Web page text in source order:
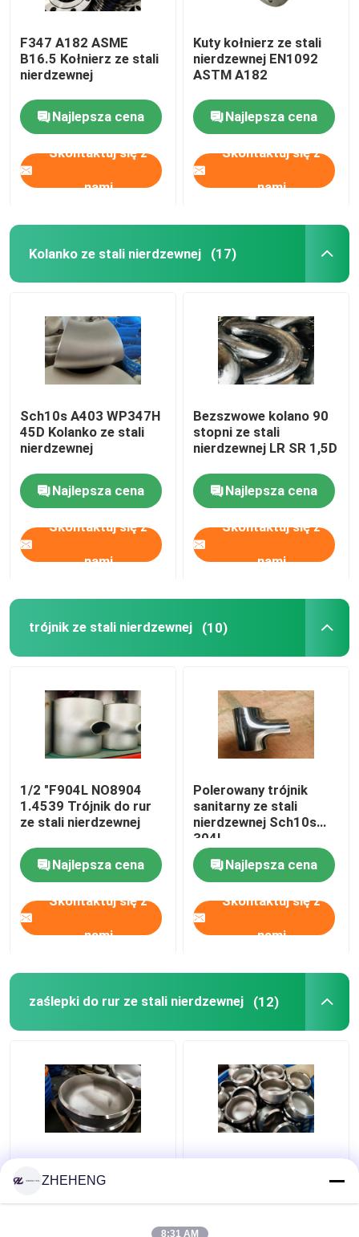
F347 A182 ASME
B16.5 Kołnierz ze stali
nierdzewnej
Najlepsza cena
Skontaktuj się z
nami
Kuty kołnierz ze stali
nierdzewnej EN1092
ASTM A182
Najlepsza cena
Skontaktuj się z
nami
Kolanko ze stali nierdzewnej (17)
Sch10s A403 WP347H
45D Kolanko ze stali
nierdzewnej
Najlepsza cena
Skontaktuj się z
nami
Bezszwowe kolano 90
stopni ze stali
nierdzewnej LR SR 1,5D
Najlepsza cena
Skontaktuj się z
nami
trójnik ze stali nierdzewnej (10)
1/2 "F904L NO8904
1.4539 Trójnik do rur
ze stali nierdzewnej
Najlepsza cena
Skontaktuj się z
nami
Polerowany trójnik
sanitarny ze stali
nierdzewnej Sch10s
304L
Najlepsza cena
Skontaktuj się z
nami
zaślepki do rur ze stali nierdzewnej (12)
ze stali nierdzewnej
ZHEHENG
8:31 AM